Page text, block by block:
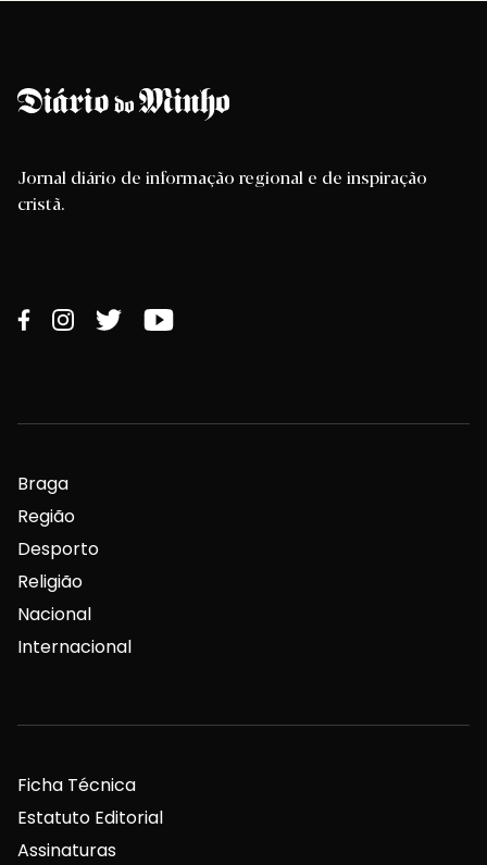
Jornal diário de informação regional e de inspiração
cristã.
Braga
Região
Desporto
Religião
Nacional
Internacional
Ficha Técnica
Estatuto Editorial
Assinaturas